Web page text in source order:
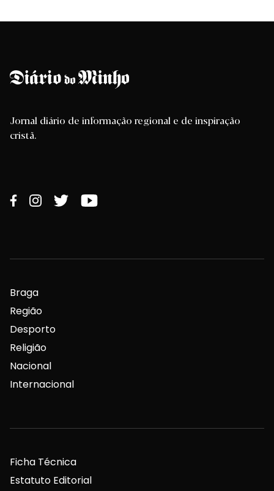
Jornal diário de informação regional e de inspiração
cristã.
Braga
Região
Desporto
Religião
Nacional
Internacional
Ficha Técnica
Estatuto Editorial